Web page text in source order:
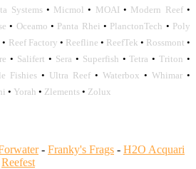
Systems• Micmol • MOAI • Modern Reef•
• Oceamo • Panta Rhei • PlanctonTech • Poly
• Reef Factory • Reefline • ReefTek • Rossmont •
• Salifert • Sera • Superfish •Tetra •Triton •
Fishies • Ultra Reef • Waterbox • Whimar •
• Yorah • Zlements • Zolux
- Franky's Frags - H2O Acquari
Reefest